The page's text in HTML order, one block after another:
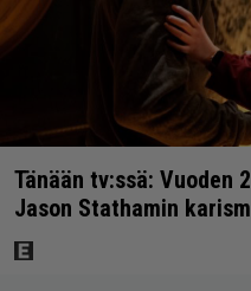
Tänään tv:ssä: Vuoden
Jason Stathamin